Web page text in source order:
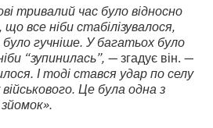
тривалий час було відносно
все ніби стабілізувалося,
було гучніше. У багатьох було
“зупинилась”,— згадує він. —
І тоді стався удар по селу
Це була одна з